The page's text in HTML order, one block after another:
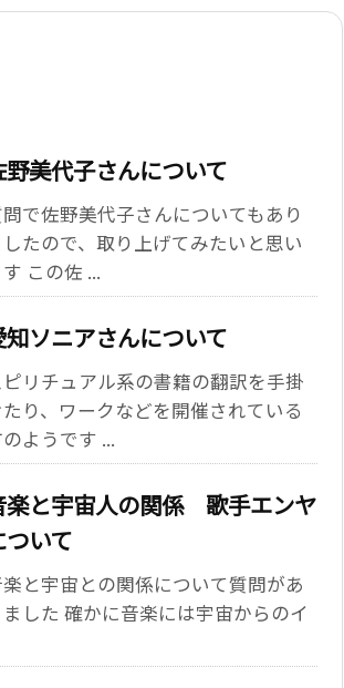
野美代子さんについて
で佐野美代子さんについてもあり
したので、取り上げてみたいと思い
す この佐 ...
知ソニアさんについて
ピリチュアル系の書籍の翻訳を手掛
たり、ワークなどを開催されている
ようです ...
楽と宇宙人の関係 歌手エンヤ
ついて
と宇宙との関係について質問があ
ました 確かに音楽には宇宙からのイ